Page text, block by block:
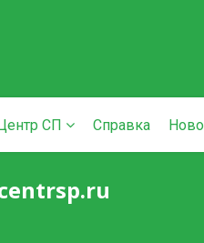
СП Справка